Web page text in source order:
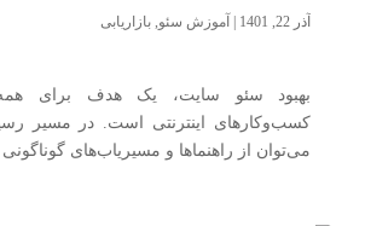
آذر 22, 1401 آموزش سئو, بازاریابی
بهبود سئو سایت، یک هدف برای
کسب‌وکارهای اینترنتی است. در مسیر
می‌توان از راهنماها و مسیریاب‌های گوناگونی